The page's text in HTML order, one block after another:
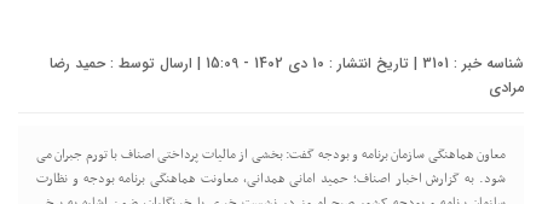
شناسه خبر : 3101 | تاریخ انتشار : 10 دی 1402 - 15:09 | ارسال توسط :
حمید رضا
مرادی
معاون هماهنگی سازمان برنامه و بودجه گفت: بخشی از مالیات پرداختی اصناف با تورم جبران می
شود. به گزارش اخبار اصناف؛ حمید امانی همدانی، معاونت هماهنگی برنامه بودجه و نظارت